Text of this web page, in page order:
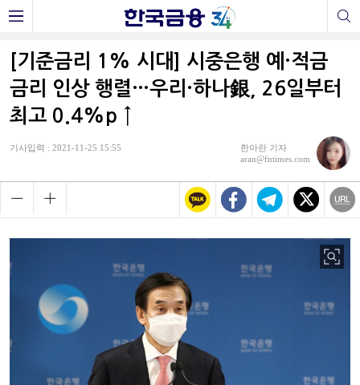
[기준금리 1% 시대] 시중은행 예·적금
금리 인상 행렬…우리·하나銀, 26일부터
최고 0.4%p ↑
기사입력 : 2021-11-25 15:55
한아란 기자
aran@fntimes.com